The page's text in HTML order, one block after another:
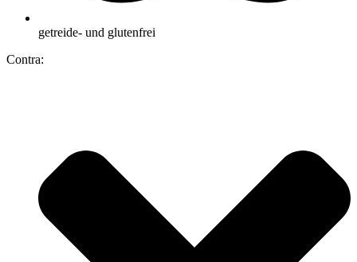
getreide- und glutenfrei
Contra: